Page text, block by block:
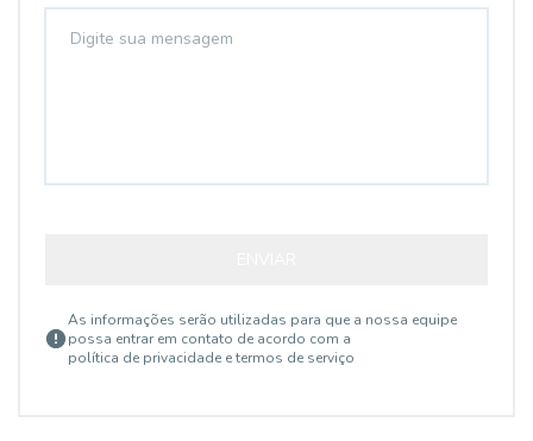
As informações serão utilizadas para que a nossa equipe
possa entrar em contato de acordo com a
política de privacidade e termos de serviço